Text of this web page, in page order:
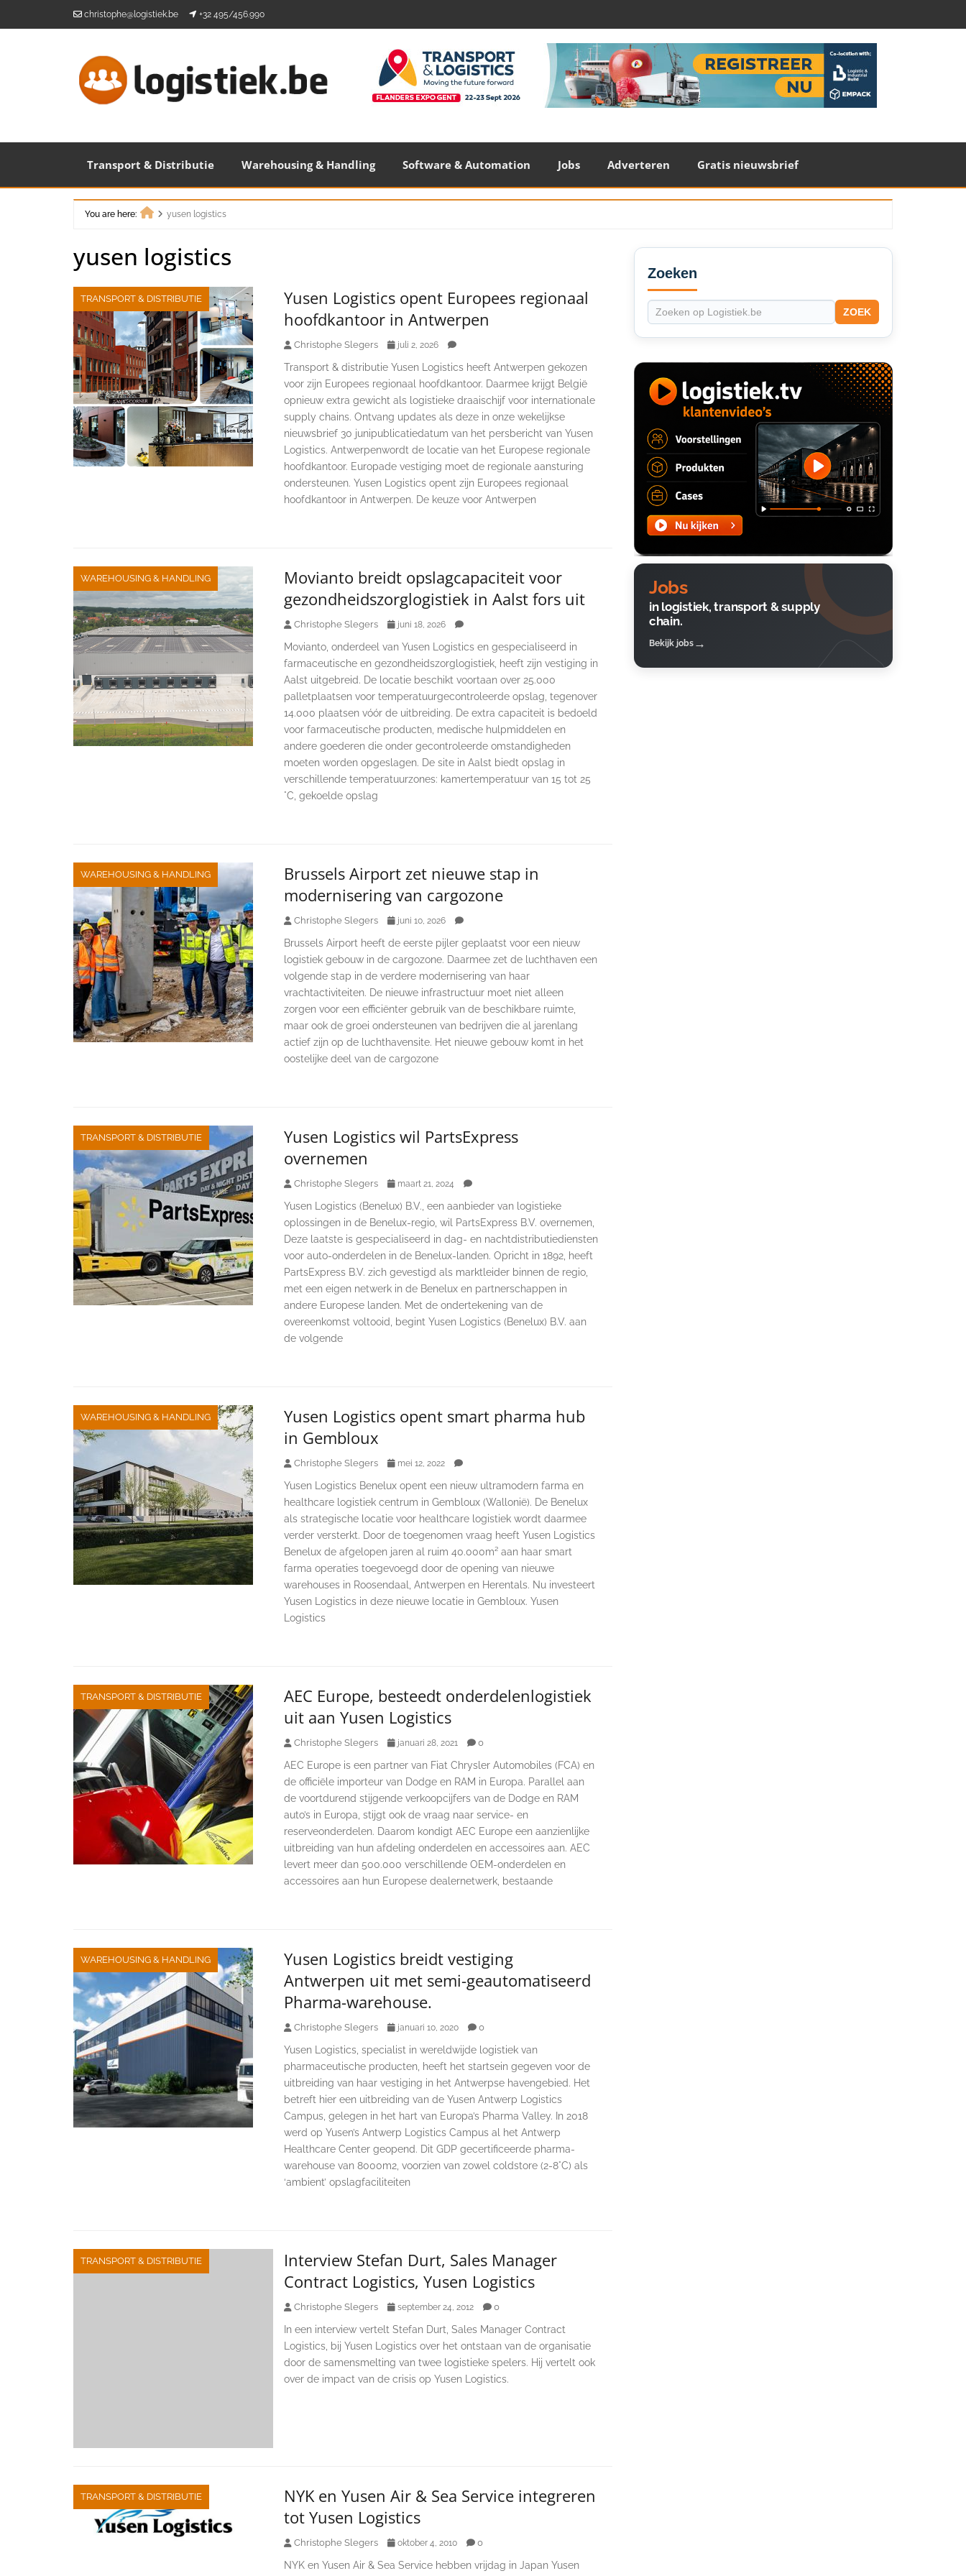
christophe@logistiek.be +32 495/456.990
Transport & Distributie Warehousing & Handling Software & Automation Jobs Adverteren Gratis nieuwsbrief
You are here:
yusen logistics
yusen logistics
TRANSPORT & DISTRIBUTIE
Yusen Logistics opent Europees regionaal
hoofdkantoor in Antwerpen
Christophe Slegers juli 2, 2026
Transport & distributie Yusen Logistics heeft Antwerpen gekozen
voor zijn Europees regionaal hoofdkantoor. Daarmee krijgt België
opnieuw extra gewicht als logistieke draaischijf voor internationale
supply chains. Ontvang updates als deze in onze wekelijkse
nieuwsbrief 30 junipublicatiedatum van het persbericht van Yusen
Logistics. Antwerpenwordt de locatie van het Europese regionale
hoofdkantoor. Europade vestiging moet de regionale aansturing
ondersteunen. Yusen Logistics opent zijn Europees regionaal
hoofdkantoor in Antwerpen. De keuze voor Antwerpen
WAREHOUSING & HANDLING
Movianto breidt opslagcapaciteit voor
gezondheidszorglogistiek in Aalst fors uit
Christophe Slegers juni 18, 2026
Movianto, onderdeel van Yusen Logistics en gespecialiseerd in
farmaceutische en gezondheidszorglogistiek, heeft zijn vestiging in
Aalst uitgebreid. De locatie beschikt voortaan over 25.000
palletplaatsen voor temperatuurgecontroleerde opslag, tegenover
14.000 plaatsen vóór de uitbreiding. De extra capaciteit is bedoeld
voor farmaceutische producten, medische hulpmiddelen en
andere goederen die onder gecontroleerde omstandigheden
moeten worden opgeslagen. De site in Aalst biedt opslag in
verschillende temperatuurzones: kamertemperatuur van 15 tot 25
°C, gekoelde opslag
WAREHOUSING & HANDLING
Brussels Airport zet nieuwe stap in
modernisering van cargozone
Christophe Slegers juni 10, 2026
Brussels Airport heeft de eerste pijler geplaatst voor een nieuw
logistiek gebouw in de cargozone. Daarmee zet de luchthaven een
volgende stap in de verdere modernisering van haar
vrachtactiviteiten. De nieuwe infrastructuur moet niet alleen
zorgen voor een efficiënter gebruik van de beschikbare ruimte,
maar ook de groei ondersteunen van bedrijven die al jarenlang
actief zijn op de luchthavensite. Het nieuwe gebouw komt in het
oostelijke deel van de cargozone
TRANSPORT & DISTRIBUTIE
Yusen Logistics wil PartsExpress
overnemen
Christophe Slegers maart 21, 2024
Yusen Logistics (Benelux) B.V., een aanbieder van logistieke
oplossingen in de Benelux-regio, wil PartsExpress B.V. overnemen,
Deze laatste is gespecialiseerd in dag- en nachtdistributiediensten
voor auto-onderdelen in de Benelux-landen. Opricht in 1892, heeft
PartsExpress B.V. zich gevestigd als marktleider binnen de regio,
met een eigen netwerk in de Benelux en partnerschappen in
andere Europese landen. Met de ondertekening van de
overeenkomst voltooid, begint Yusen Logistics (Benelux) B.V. aan
de volgende
WAREHOUSING & HANDLING
Yusen Logistics opent smart pharma hub
in Gembloux
Christophe Slegers mei 12, 2022
Yusen Logistics Benelux opent een nieuw ultramodern farma en
healthcare logistiek centrum in Gembloux (Wallonië). De Benelux
als strategische locatie voor healthcare logistiek wordt daarmee
verder versterkt. Door de toegenomen vraag heeft Yusen Logistics
Benelux de afgelopen jaren al ruim 40.000m² aan haar smart
farma operaties toegevoegd door de opening van nieuwe
warehouses in Roosendaal, Antwerpen en Herentals. Nu investeert
Yusen Logistics in deze nieuwe locatie in Gembloux. Yusen
Logistics
TRANSPORT & DISTRIBUTIE
AEC Europe, besteedt onderdelenlogistiek
uit aan Yusen Logistics
Christophe Slegers januari 28, 2021 0
AEC Europe is een partner van Fiat Chrysler Automobiles (FCA) en
de officiële importeur van Dodge en RAM in Europa. Parallel aan
de voortdurend stijgende verkoopcijfers van de Dodge en RAM
auto’s in Europa, stijgt ook de vraag naar service- en
reserveonderdelen. Daarom kondigt AEC Europe een aanzienlijke
uitbreiding van hun afdeling onderdelen en accessoires aan. AEC
levert meer dan 500.000 verschillende OEM-onderdelen en
accessoires aan hun Europese dealernetwerk, bestaande
WAREHOUSING & HANDLING
Yusen Logistics breidt vestiging
Antwerpen uit met semi-geautomatiseerd
Pharma-warehouse.
Christophe Slegers januari 10, 2020 0
Yusen Logistics, specialist in wereldwijde logistiek van
pharmaceutische producten, heeft het startsein gegeven voor de
uitbreiding van haar vestiging in het Antwerpse havengebied. Het
betreft hier een uitbreiding van de Yusen Antwerp Logistics
Campus, gelegen in het hart van Europa’s Pharma Valley. In 2018
werd op Yusen’s Antwerp Logistics Campus al het Antwerp
Healthcare Center geopend. Dit GDP gecertificeerde pharma-
warehouse van 8000m2, voorzien van zowel coldstore (2-8°C) als
‘ambient’ opslagfaciliteiten
TRANSPORT & DISTRIBUTIE
Interview Stefan Durt, Sales Manager
Contract Logistics, Yusen Logistics
Christophe Slegers september 24, 2012 0
In een interview vertelt Stefan Durt, Sales Manager Contract
Logistics, bij Yusen Logistics over het ontstaan van de organisatie
door de samensmelting van twee logistieke spelers. Hij vertelt ook
over de impact van de crisis op Yusen Logistics.
TRANSPORT & DISTRIBUTIE
NYK en Yusen Air & Sea Service integreren
tot Yusen Logistics
Christophe Slegers oktober 4, 2010 0
NYK en Yusen Air & Sea Service hebben vrijdag in Japan Yusen
Secondary
Sidebar
Zoeken
ZOEK
Jobs
in logistiek, transport & supply
chain.
Bekijk jobs